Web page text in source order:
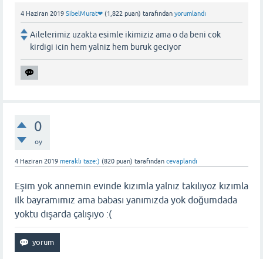
4 Haziran 2019 SibelMurat❤ (1,822 puan) tarafından yorumlandı
Ailelerimiz uzakta esimle ikimiziz ama o da beni cok
kirdigi icin hem yalniz hem buruk geciyor
0
oy
4 Haziran 2019 meraklı taze:) (820 puan) tarafından cevaplandı
Eşim yok annemin evinde kızımla yalnız takılıyoz kızımla
ilk bayramımız ama babası yanımızda yok doğumdada
yoktu dışarda çalışıyo :(